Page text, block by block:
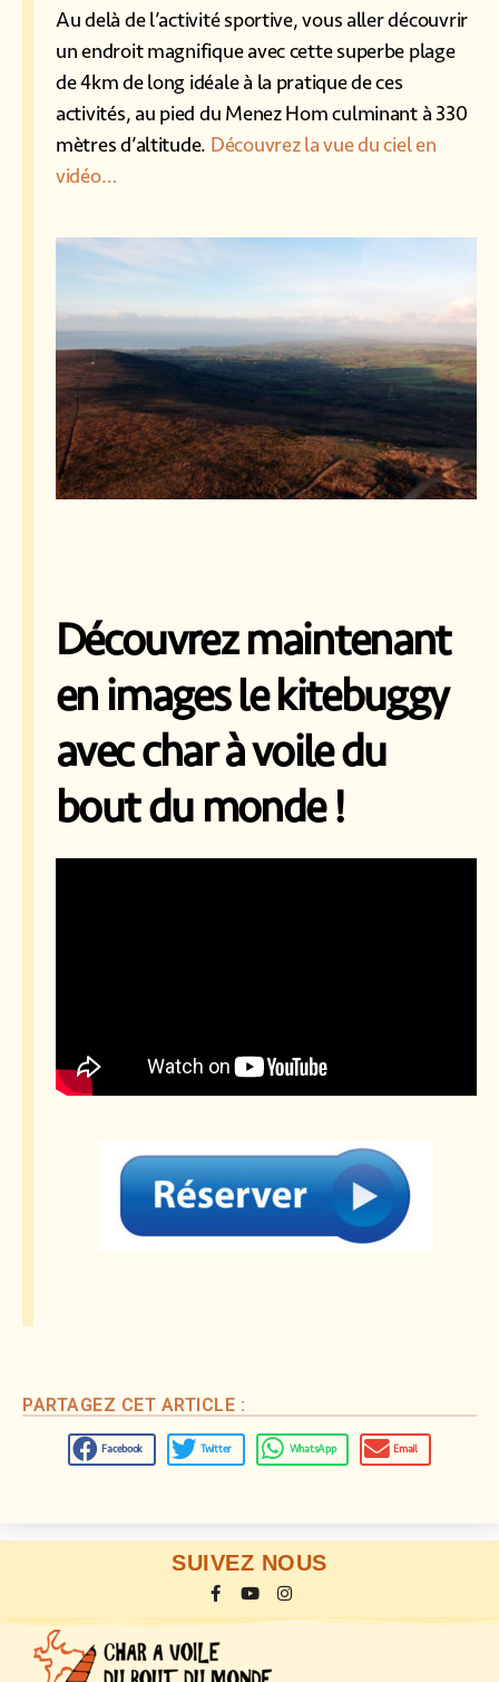
Au delà de l’activité sportive, vous aller découvrir
un endroit magnifique avec cette superbe plage
de 4km de long idéale à la pratique de ces
activités, au pied du Menez Hom culminant à 330
mètres d’altitude. Découvrez la vue du ciel en
vidéo…
Découvrez maintenant
en images le kitebuggy
avec char à voile du
bout du monde !
PARTAGEZ CET ARTICLE :
Facebook Twitter WhatsApp Email
SUIVEZ NOUS